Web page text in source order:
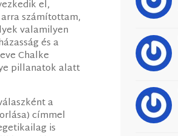
el,
számítottam,
valamilyen
és a
Chalke
pillanatok alatt
a
címmel
is